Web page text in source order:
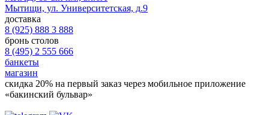
Мытищи, ул. Университетская, д.9
доставка
8 (925) 888 3 888
бронь столов
8 (495) 2 555 666
банкеты
магазин
скидка 20% на первый заказ через мобильное приложение
«бакинский бульвар»